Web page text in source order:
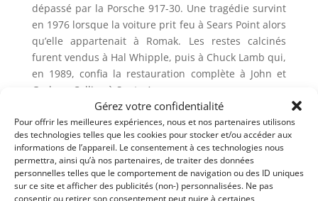
Gérez votre confidentialité
Pour offrir les meilleures expériences, nous et nos partenaires utilisons
des technologies telles que les cookies pour stocker et/ou accéder aux
informations de l’appareil. Le consentement à ces technologies nous
permettra, ainsi qu’à nos partenaires, de traiter des données
personnelles telles que le comportement de navigation ou des ID uniques
sur ce site et afficher des publicités (non-) personnalisées. Ne pas
consentir ou retirer son consentement peut nuire à certaines
dépassé par la Porsche 917-30. Une tragédie survint
en 1976 lorsque la voiture prit feu à Sears Point alors
qu’elle appartenait à Romak. Les restes calcinés
furent vendus à Hal Whipple, puis à Chuck Lamb qui,
en 1989, confia la restauration complète à John et
Graham Collins à Santa Ana.
Dans les années 90, Chuck Lamb demanda à George
Follmer de la piloter en compétition. Elle remporta la
plupart des courses disputées pendant cette
période, ce qui lui valut le surnom de « McLaren
from Hell » (la McLaren de l’enfer).
Plus récemment, la voiture a retrouvé sa livrée